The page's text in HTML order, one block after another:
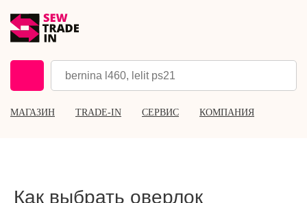
МАГАЗИН TRADE-IN СЕРВИС КОМПАНИЯ
Как выбрать оверлок